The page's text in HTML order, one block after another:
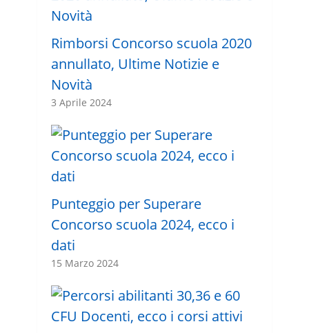
Rimborsi Concorso scuola 2020
annullato, Ultime Notizie e
Novità
3 Aprile 2024
Punteggio per Superare
Concorso scuola 2024, ecco i
dati
15 Marzo 2024